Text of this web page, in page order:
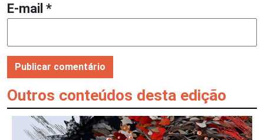
E-mail *
Outros conteúdos desta edição